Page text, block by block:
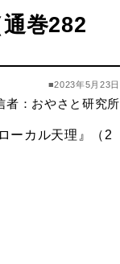
巻282
■2023年5月23日
者：おやさと研究所
ーカル天理』（2